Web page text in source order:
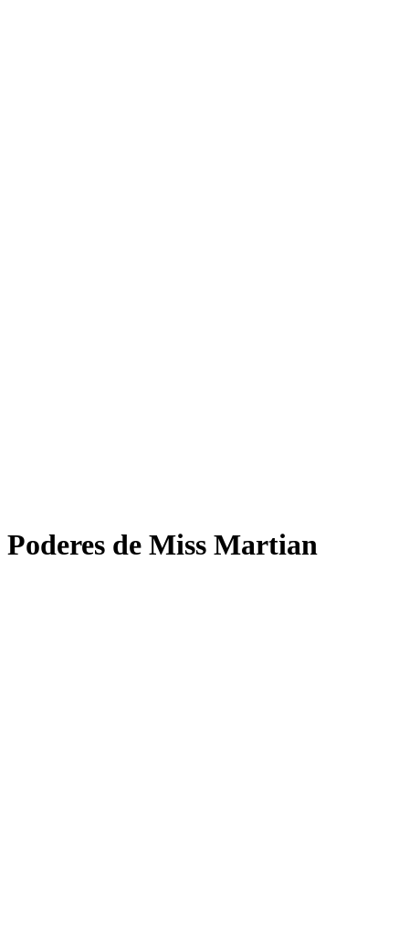
Poderes de Miss Martian